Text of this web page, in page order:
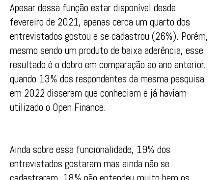
Apesar dessa função estar disponível desde
fevereiro de 2021, apenas cerca um quarto dos
entrevistados gostou e se cadastrou (26%). Porém,
mesmo sendo um produto de baixa aderência, esse
resultado é o dobro em comparação ao ano anterior,
quando 13% dos respondentes da mesma pesquisa
em 2022 disseram que conheciam e já haviam
utilizado o Open Finance.
Ainda sobre essa funcionalidade, 19% dos
entrevistados gostaram mas ainda não se